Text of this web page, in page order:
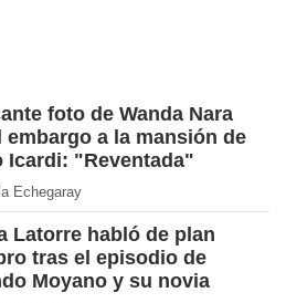
foto de Wanda Nara
embargo a la mansión de
Icardi: "Reventada"
Echegaray
Latorre habló de plan
tras el episodio de
Moyano y su novia